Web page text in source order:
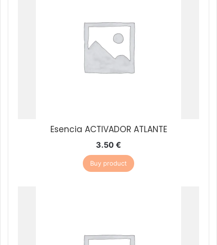
Esencia ACTIVADOR ATLANTE
3.50 €
Buy product